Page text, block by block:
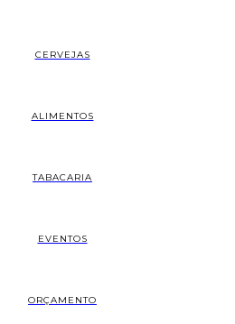
CERVEJAS
ALIMENTOS
TABACARIA
EVENTOS
ORÇAMENTO